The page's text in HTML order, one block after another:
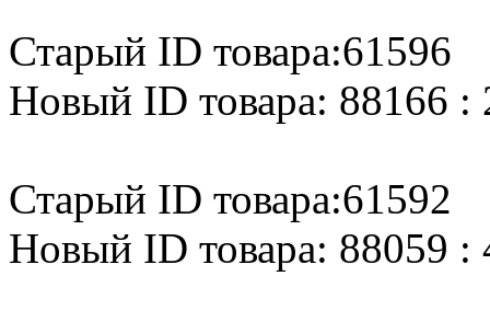
Старый ID товара:61596
Новый ID товара: 88166 :
Старый ID товара:61592
Новый ID товара: 88059 :